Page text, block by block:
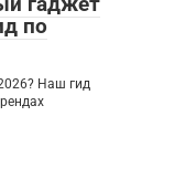
по
Наш гид